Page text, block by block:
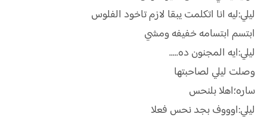
ليلي:ليه انا اتكلمت يبقا لازم تاخود الفلوس
ابتسم ابتسامه خفيفه ومشي
ليلي:ايه المجنون ده.....
وصلت ليلي لصاحبتها
ساره؛اهلا بلنحس
ليلي:اوووف بجد نحس فعلا